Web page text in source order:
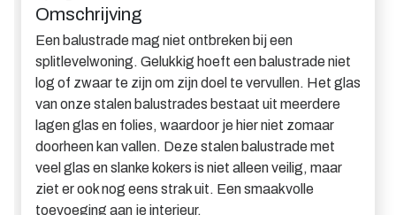
Omschrijving
Een balustrade mag niet ontbreken bij een
splitlevelwoning. Gelukkig hoeft een balustrade niet
log of zwaar te zijn om zijn doel te vervullen. Het glas
van onze stalen balustrades bestaat uit meerdere
lagen glas en folies, waardoor je hier niet zomaar
doorheen kan vallen. Deze stalen balustrade met
veel glas en slanke kokers is niet alleen veilig, maar
ziet er ook nog eens strak uit. Een smaakvolle
toevoeging aan je interieur.